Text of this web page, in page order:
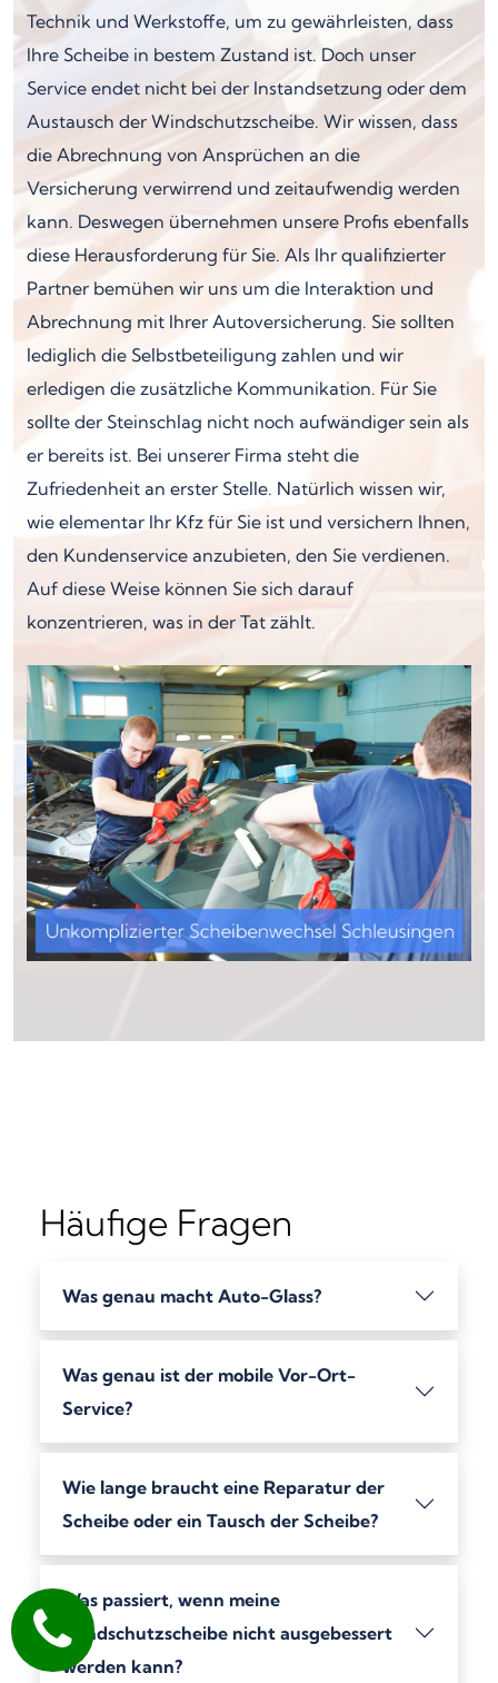
Technik und Werkstoffe, um zu gewährleisten, dass
Ihre Scheibe in bestem Zustand ist. Doch unser
Service endet nicht bei der Instandsetzung oder dem
Austausch der Windschutzscheibe. Wir wissen, dass
die Abrechnung von Ansprüchen an die
Versicherung verwirrend und zeitaufwendig werden
kann. Deswegen übernehmen unsere Profis ebenfalls
diese Herausforderung für Sie. Als Ihr qualifizierter
Partner bemühen wir uns um die Interaktion und
Abrechnung mit Ihrer Autoversicherung. Sie sollten
lediglich die Selbstbeteiligung zahlen und wir
erledigen die zusätzliche Kommunikation. Für Sie
sollte der Steinschlag nicht noch aufwändiger sein als
er bereits ist. Bei unserer Firma steht die
Zufriedenheit an erster Stelle. Natürlich wissen wir,
wie elementar Ihr Kfz für Sie ist und versichern Ihnen,
den Kundenservice anzubieten, den Sie verdienen.
Auf diese Weise können Sie sich darauf
konzentrieren, was in der Tat zählt.
Häufige Fragen
Was genau macht Auto-Glass?
Was genau ist der mobile Vor-Ort-
Service?
Wie lange braucht eine Reparatur der
Scheibe oder ein Tausch der Scheibe?
Was passiert, wenn meine
Windschutzscheibe nicht ausgebessert
werden kann?